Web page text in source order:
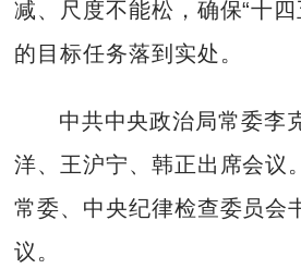
减、尺度不能松，确保“十
的目标任务落到实处。
中共中央政治局常委李
洋、王沪宁、韩正出席会议
常委、中央纪律检查委员会
议。